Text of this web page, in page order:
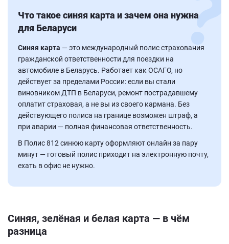
Что такое синяя карта и зачем она нужна
для Беларуси
Синяя карта — это международный полис страхования
гражданской ответственности для поездки на
автомобиле в Беларусь. Работает как ОСАГО, но
действует за пределами России: если вы стали
виновником ДТП в Беларуси, ремонт пострадавшему
оплатит страховая, а не вы из своего кармана. Без
действующего полиса на границе возможен штраф, а
при аварии — полная финансовая ответственность.
В Полис 812 синюю карту оформляют онлайн за пару
минут — готовый полис приходит на электронную почту,
ехать в офис не нужно.
Синяя, зелёная и белая карта — в чём
разница